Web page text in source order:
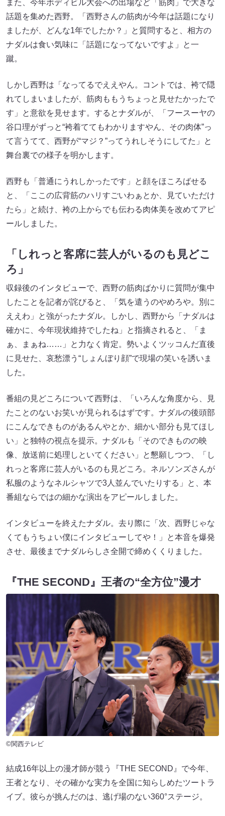
また、今年ボディビル大会への出場など「筋肉」で大きな
話題を集めた西野。「西野さんの筋肉が今年は話題になり
ましたが、どんな1年でしたか？」と質問すると、相方の
ナダルは食い気味に「話題になってないですよ」と一
蹴。
しかし西野は「なってるでええやん。コントでは、袴で隠
れてしまいましたが、筋肉ももうちょっと見せたかったで
す」と意欲を見せます。するとナダルが、「フースーヤの
谷口理がずっと“袴着ててもわかりますやん、その肉体”っ
て言うてて、西野が“マジ？”ってうれしそうにしてた」と
舞台裏での様子を明かします。
西野も「普通にうれしかったです」と顔をほころばせる
と、「ここの広背筋のハリすごいわぁとか、見ていただけ
たら」と続け、袴の上からでも伝わる肉体美を改めてアピ
ールしました。
「しれっと客席に芸人がいるのも見どこ
ろ」
収録後のインタビューで、西野の筋肉ばかりに質問が集中
したことを記者が詫びると、「気を遣うのやめろや。別に
ええわ」と強がったナダル。しかし、西野から「ナダルは
確かに、今年現状維持でしたね」と指摘されると、「ま
ぁ、まぁね……」と力なく肯定。勢いよくツッコんだ直後
に見せた、哀愁漂う“しょんぼり顔”で現場の笑いを誘いま
した。
番組の見どころについて西野は、「いろんな角度から、見
たことのないお笑いが見られるはずです。ナダルの後頭部
にこんなできものがあるんやとか、細かい部分も見てほし
い」と独特の視点を提示。ナダルも「そのできものの映
像、放送前に処理しといてください」と懇願しつつ、「し
れっと客席に芸人がいるのも見どころ。ネルソンズさんが
私服のようなネルシャツで3人並んでいたりする」と、本
番組ならではの細かな演出をアピールしました。
インタビューを終えたナダル。去り際に「次、西野じゃな
くてもうちょい僕にインタビューしてや！」と本音を爆発
させ、最後までナダルらしさ全開で締めくくりました。
『THE SECOND』王者の“全方位”漫才
©関西テレビ
結成16年以上の漫才師が競う『THE SECOND』で今年、
王者となり、その確かな実力を全国に知らしめたツートラ
イブ。彼らが挑んだのは、逃げ場のない360°ステージ。